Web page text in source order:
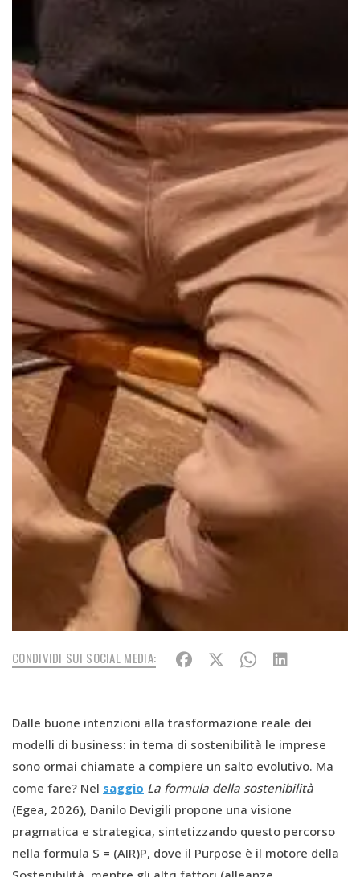
CONDIVIDI SUI SOCIAL MEDIA:
Dalle buone intenzioni alla trasformazione reale dei
modelli di business: in tema di sostenibilità le imprese
sono ormai chiamate a compiere un salto evolutivo. Ma
come fare? Nel saggio La formula della sostenibilità
(Egea, 2026), Danilo Devigili propone una visione
pragmatica e strategica, sintetizzando questo percorso
nella formula S = (AIR)P, dove il Purpose è il motore della